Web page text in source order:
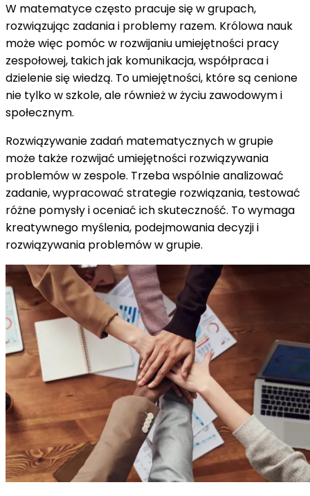
W matematyce często pracuje się w grupach,
rozwiązując zadania i problemy razem. Królowa nauk
może więc pomóc w rozwijaniu umiejętności pracy
zespołowej, takich jak komunikacja, współpraca i
dzielenie się wiedzą. To umiejętności, które są cenione
nie tylko w szkole, ale również w życiu zawodowym i
społecznym.
Rozwiązywanie zadań matematycznych w grupie
może także rozwijać umiejętności rozwiązywania
problemów w zespole. Trzeba wspólnie analizować
zadanie, wypracować strategie rozwiązania, testować
różne pomysły i oceniać ich skuteczność. To wymaga
kreatywnego myślenia, podejmowania decyzji i
rozwiązywania problemów w grupie.